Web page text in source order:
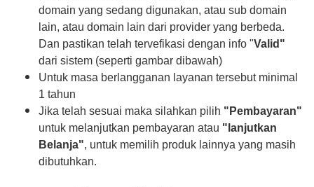
domain yang sedang digunakan, atau sub domain
lain, atau domain lain dari provider yang berbeda.
Dan pastikan telah tervefikasi dengan info "Valid"
dari sistem (seperti gambar dibawah)
Untuk masa berlangganan layanan tersebut minimal
1 tahun
Jika telah sesuai maka silahkan pilih "Pembayaran"
untuk melanjutkan pembayaran atau "lanjutkan
Belanja", untuk memilih produk lainnya yang masih
dibutuhkan.